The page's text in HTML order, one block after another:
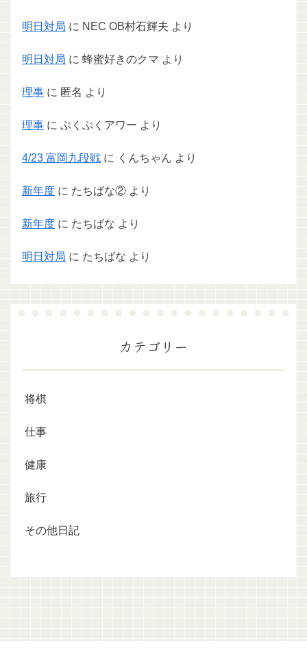
明日対局 に NEC OB村石輝夫 より
明日対局 に 蜂蜜好きのクマ より
理事 に 匿名 より
理事 に ぶくぶくアワー より
4/23 富岡九段戦 に くんちゃん より
新年度 に たちばな② より
新年度 に たちばな より
明日対局 に たちばな より
カテゴリー
将棋
仕事
健康
旅行
その他日記